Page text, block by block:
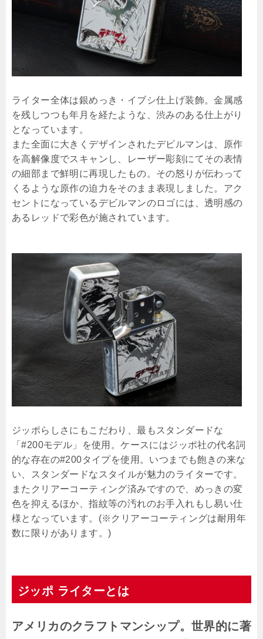
ライター全体は銀めっき・イブシ仕上げ装飾。金属感
を残しつつも年月を経たような、渋みのある仕上がり
となっています。
また全面に大きくデザインされたデビルマンは、原作
を高解像度でスキャンし、レーザー彫刻にてその表情
の細部まで鮮明に再現したもの。その怒りが伝わって
くるような原作の迫力をそのまま表現しました。アク
セントになっているデビルマンのロゴには、透明感の
あるレッドで彩色が施されています。
ジッポらしさにもこだわり、最もスタンダードな
「#200モデル」を使用。ケースにはジッポ社の代名詞
的な存在の#200タイプを使用。いつまでも飽きの来な
い、スタンダードなスタイルが魅力のライターです。
またクリアーコーティング済みですので、めっきの変
色を抑えるほか、指紋等の汚れのお手入れもし易い仕
様となっています。(※クリアーコーティングは耐用年
数に限りがあります。)
ジッポ ライターとは
アメリカのクラフトマンシップ。世界的に著